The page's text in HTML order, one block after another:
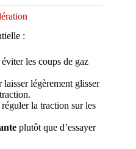
:
éviter les coups de gaz
laisser légèrement glisser
la traction sur les
plutôt que d’essayer